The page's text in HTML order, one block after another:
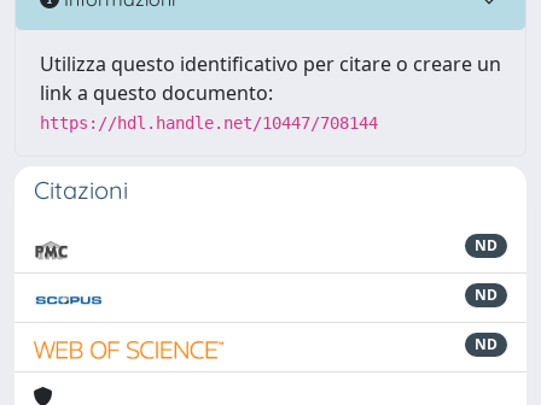
Utilizza questo identificativo per citare o creare un
link a questo documento:
https://hdl.handle.net/10447/708144
Citazioni
ND
ND
ND